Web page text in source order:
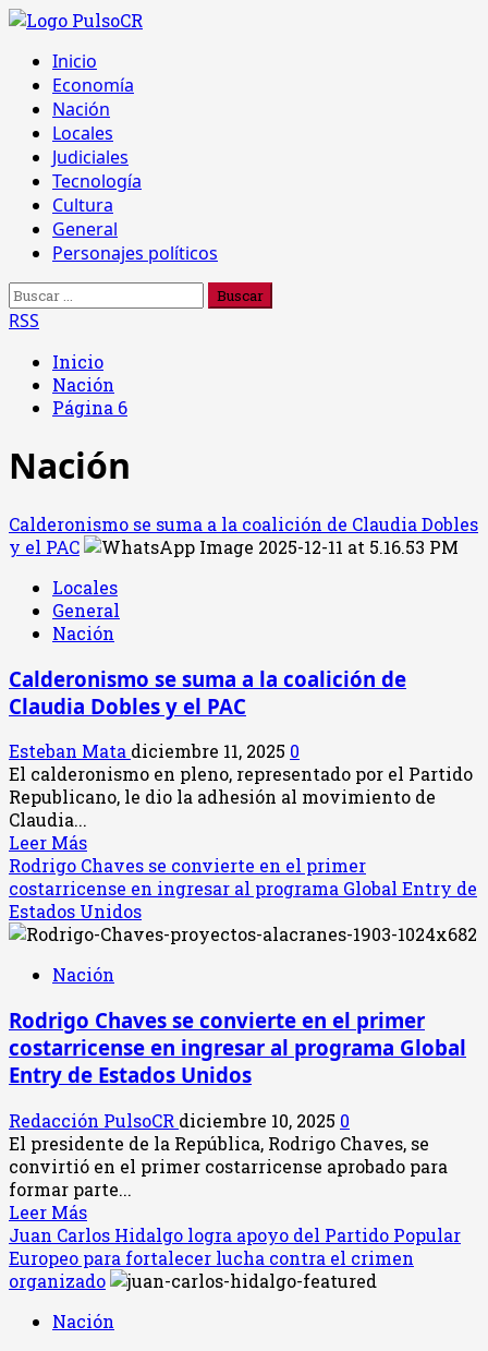
Saltar
contenido
Menú
principal
Inicio
Economía
Nación
Locales
Judiciales
Tecnología
Cultura
General
Personajes políticos
Buscar:
RSS
Inicio
Nación
Página 6
Nación
Calderonismo se suma a la coalición de Claudia Dobles
y el PAC
Locales
General
Nación
Calderonismo se suma a la coalición de
Claudia Dobles y el PAC
Esteban Mata diciembre 11, 2025 0
El calderonismo en pleno, representado por el Partido
Republicano, le dio la adhesión al movimiento de
Claudia...
Leer MásLeer
más
acerca
de
Calderonismo
suma
la
coalición
de
Dobles
y
el
PAC
Rodrigo Chaves se convierte en el primer
costarricense en ingresar al programa Global Entry de
Estados Unidos
Nación
Rodrigo Chaves se convierte en el primer
costarricense en ingresar al programa Global
Entry de Estados Unidos
Redacción PulsoCR diciembre 10, 2025 0
El presidente de la República, Rodrigo Chaves, se
convirtió en el primer costarricense aprobado para
formar parte...
Leer MásLeer
más
acerca
de
Chaves
Juan Carlos Hidalgo logra apoyo del Partido Popular
Europeo para fortalecer lucha contra el crimen
organizado
Nación